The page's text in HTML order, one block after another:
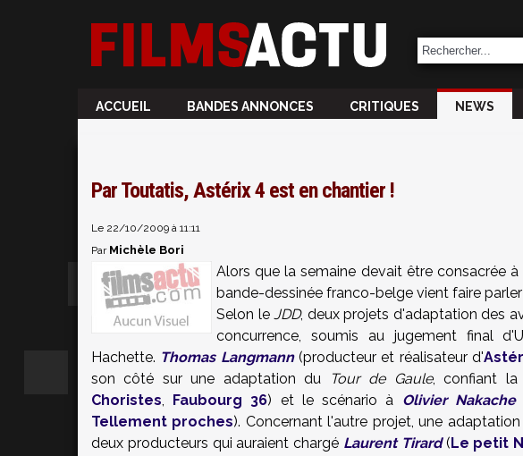
ACCUEIL BANDES ANNONCES CRITIQUES NEWS
Par Toutatis, Astérix 4 est en chantier !
Le 22/10/2009 à 11:11
Par Michèle Bori
Alors que la semaine devait être consacrée à
bande-dessinée franco-belge vient faire parler
Selon leJDD, deux projets d'adaptation des
concurrence, soumis au jugement final
Hachette. Thomas Langmann(producteur et réalisateur d'
son côté sur une adaptation du
Tour de Gaule, confiant la
Choristes, Faubourg 36) et le scénario à Olivier Nakache
Tellement proches). Concernant l'autre projet, une
deux producteurs qui auraient chargé Laurent Tirard(Le petit